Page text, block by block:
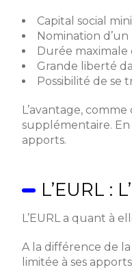
Capital social
Nomination
Durée maximale
Grande liberté
Possibilité de se
L’avantage,
supplémentaire. En
apports.
L’EURL :
L’EURL a quant à
A la différence de
limitée à ses